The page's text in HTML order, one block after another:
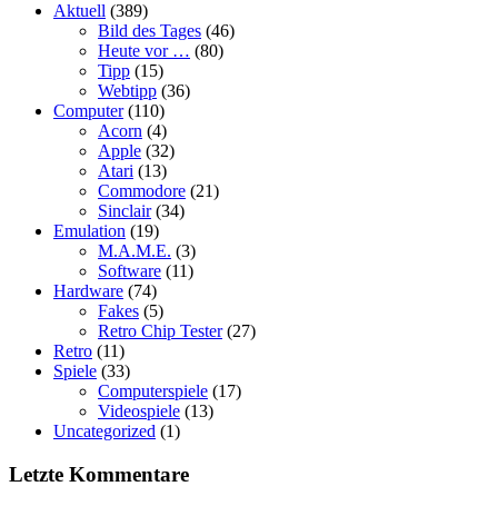
Aktuell (389)
Bild des Tages (46)
Heute vor … (80)
Tipp (15)
Webtipp (36)
Computer(110)
Acorn (4)
Apple (32)
Atari (13)
Commodore (21)
Sinclair(34)
Emulation (19)
M.A.M.E. (3)
Software (11)
Hardware (74)
Fakes (5)
Retro Chip Tester(27)
Retro (11)
Spiele (33)
Computerspiele (17)
Videospiele (13)
Uncategorized (1)
Letzte Kommentare